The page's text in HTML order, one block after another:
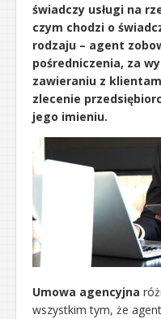
świadczy usługi na
czym chodzi o
rodzaju – agent
pośredniczenia, za
zawieraniu z
zlecenie
jego imieniu.
Umowa agencyjna
wszystkim tym, że